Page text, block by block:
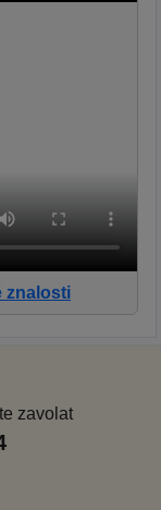
znalosti
zavolat